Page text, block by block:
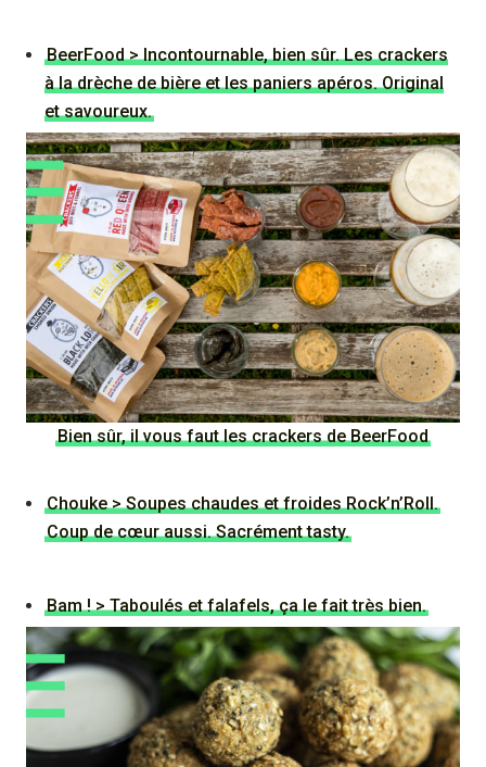
BeerFood > Incontournable, bien sûr. Les crackers
à la drèche de bière et les paniers apéros. Original
et savoureux.
Bien sûr, il vous faut les crackers de BeerFood
Chouke > Soupes chaudes et froides Rock’n’Roll.
Coup de cœur aussi. Sacrément tasty.
Bam ! > Taboulés et falafels, ça le fait très bien.